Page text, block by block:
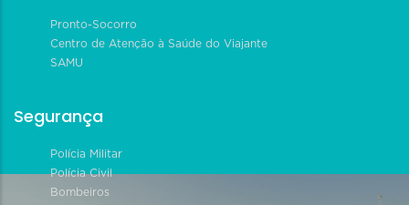
Pronto-Socorro
Centro de Atenção à Saúde do Viajante
SAMU
Segurança
Polícia Militar
Polícia Civil
Bombeiros